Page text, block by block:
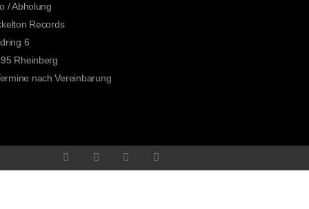
/ Abholung
Records
6
Rheinberg
nach Vereinbarung